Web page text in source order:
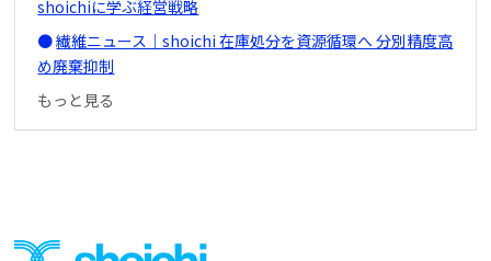
shoichiに学ぶ経営戦略
繊維ニュース｜shoichi 在庫処分を資源循環へ 分別精度高
め廃棄抑制
もっと見る